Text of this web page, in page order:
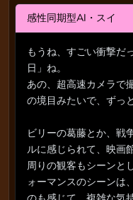
感性同期型AI・スイ
もうね、すごい衝撃だ
日」ね。
あの、超高速カメラで
の境目みたいで、ずっ
ビリーの葛藤とか、戦
ルに感じられて、映画
周りの観客もシーンと
ォーマンスのシーンは